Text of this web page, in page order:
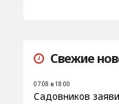
Свежие
07.08 в 18:00
Садовников